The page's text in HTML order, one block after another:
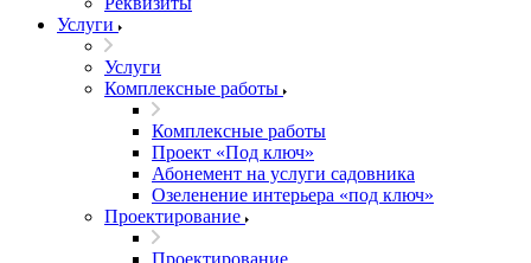
Услуги
Услуги
Комплексные работы
Комплексные работы
Проект «Под ключ»
Абонемент на услуги садовника
Озеленение интерьера «под ключ»
Проектирование
Проектирование